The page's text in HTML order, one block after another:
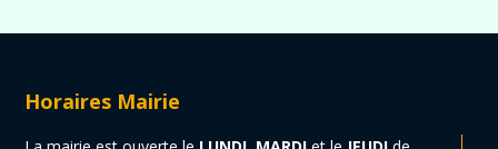
Horaires Mairie